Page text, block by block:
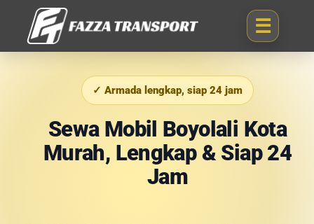
✓ Armada lengkap, siap 24 jam
Sewa Mobil Boyolali Kota
Murah, Lengkap & Siap 24
Jam